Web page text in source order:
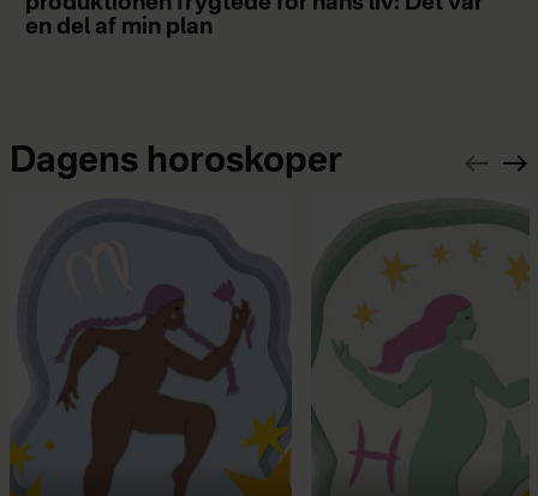
en del af min plan
Dagens horoskoper